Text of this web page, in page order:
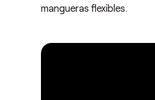
mangueras flexibles.